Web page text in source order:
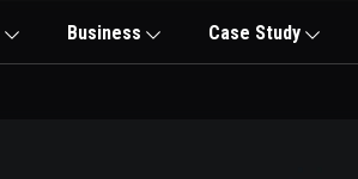
Business Case Study